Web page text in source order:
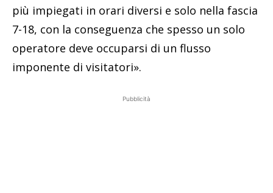
più impiegati in orari diversi e solo nella fascia
7-18, con la conseguenza che spesso un solo
operatore deve occuparsi di un flusso
imponente di visitatori».
Pubblicità